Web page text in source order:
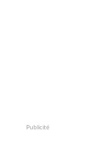
Publicité